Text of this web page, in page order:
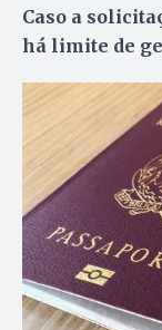
Caso a
há limite de